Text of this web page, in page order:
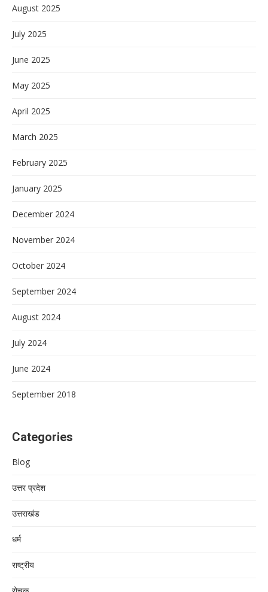
August 2025
July 2025
June 2025
May 2025
April 2025
March 2025
February 2025
January 2025
December 2024
November 2024
October 2024
September 2024
August 2024
July 2024
June 2024
September 2018
Categories
Blog
उत्तर प्रदेश
उत्तराखंड
धर्म
राष्ट्रीय